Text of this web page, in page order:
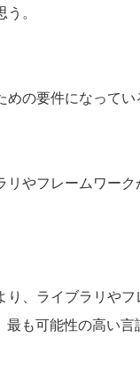
。
の要件になってい
やフレームワーク
、ライブラリや
も可能性の高い言